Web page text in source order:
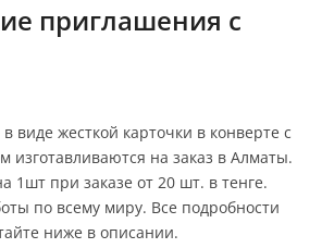
приглашения с
виде жесткой карточки в конверте с
изготавливаются на заказ в Алматы.
1шт при заказе от 20 шт. в тенге.
по всему миру. Все подробности
ниже в описании.